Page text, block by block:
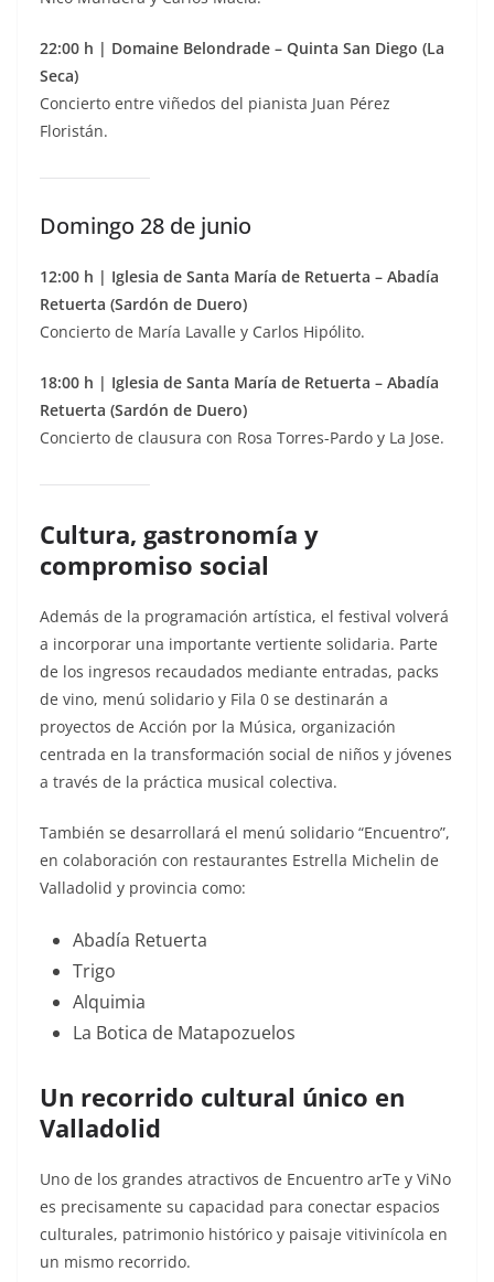
22:00 h | Domaine Belondrade – Quinta San Diego (La
Seca)
Concierto entre viñedos del pianista Juan Pérez
Floristán.
Domingo 28 de junio
12:00 h | Iglesia de Santa María de Retuerta – Abadía
Retuerta (Sardón de Duero)
Concierto de María Lavalle y Carlos Hipólito.
18:00 h | Iglesia de Santa María de Retuerta – Abadía
Retuerta (Sardón de Duero)
Concierto de clausura con Rosa Torres-Pardo y La Jose.
Cultura, gastronomía y
compromiso social
Además de la programación artística, el festival volverá
a incorporar una importante vertiente solidaria. Parte
de los ingresos recaudados mediante entradas, packs
de vino, menú solidario y Fila 0 se destinarán a
proyectos de Acción por la Música, organización
centrada en la transformación social de niños y jóvenes
a través de la práctica musical colectiva.
También se desarrollará el menú solidario “Encuentro”,
en colaboración con restaurantes Estrella Michelin de
Valladolid y provincia como:
Abadía Retuerta
Trigo
Alquimia
La Botica de Matapozuelos
Un recorrido cultural único en
Valladolid
Uno de los grandes atractivos de Encuentro arTe y ViNo
es precisamente su capacidad para conectar espacios
culturales, patrimonio histórico y paisaje vitivinícola en
un mismo recorrido.